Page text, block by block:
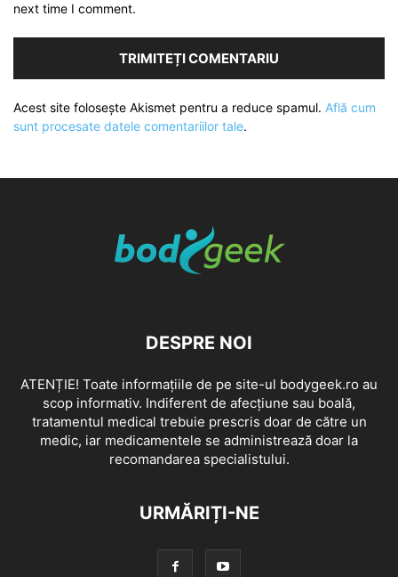
next time I comment.
Acest site folosește Akismet pentru a reduce spamul. Află cum
sunt procesate datele comentariilor tale.
DESPRE NOI
ATENȚIE! Toate informațiile de pe site-ul bodygeek.ro au
scop informativ. Indiferent de afecțiune sau boală,
tratamentul medical trebuie prescris doar de către un
medic, iar medicamentele se administrează doar la
recomandarea specialistului.
URMĂRIȚI-NE